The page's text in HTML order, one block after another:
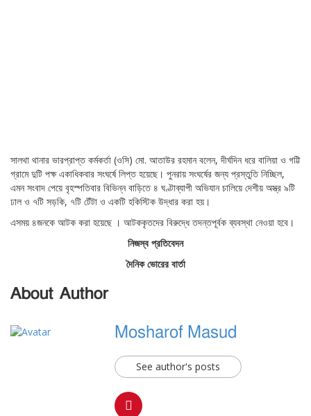
সালথা থানার ভারপ্রাপ্ত কর্মকর্তা (ওসি) মো. আতাউর রহমান বলেন, দীর্ঘদিন ধরে বালিয়া ও গট্টি
গ্রামে দুটি পক্ষ একাধিকবার সংঘর্ষে লিপ্ত হয়েছে। পুনরায় সংঘর্ষের জন্য প্রস্তুতি নিচ্ছিল,
এমন সংবাদ পেয়ে বৃহস্পতিবার বিভিন্ন বাড়িতে ৪ ঘণ্টাব্যাপী অভিযান চালিয়ে দেশীয় অস্ত্র ৯টি
ঢাল ও ৭টি সড়কি, ৭টি টেঁটা ও একটি হকিস্টিক উদ্ধার করা হয়।
এসময় ৪জনকে আটক করা হয়েছে । আটককৃতদের বিরুদ্ধে তদন্তপূর্বক ব্যবস্থা নেওয়া হবে।
নিজস্ব প্রতিবেদন
দৈনিক ভোরের বার্তা
About Author
Mosharof Masud
See author's posts